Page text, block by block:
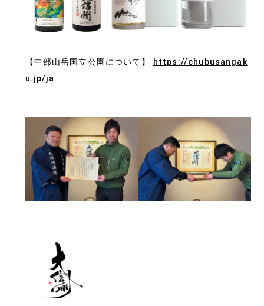
【中部山岳国立公園について】
https://chubusangak
u.jp/ja